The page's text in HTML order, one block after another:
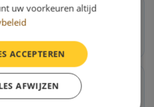
slaapkamer
uw voorkeuren altijd
ACCEPTEREN
AFWIJZEN